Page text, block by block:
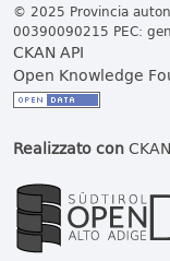
© 2025 Provincia
00390090215 PEC:
CKAN API
Open Knowledge
Realizzato conCKAN